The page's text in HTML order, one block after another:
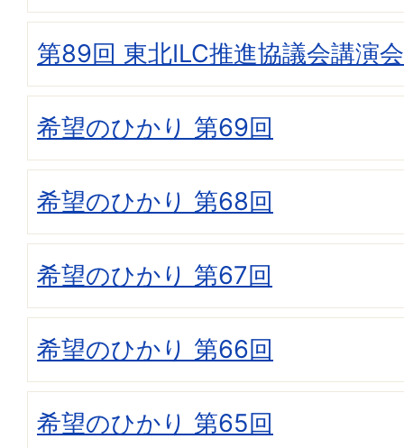
第89回 東北ILC推進協議会講演会
希望のひかり 第69回
希望のひかり 第68回
希望のひかり 第67回
希望のひかり 第66回
希望のひかり 第65回